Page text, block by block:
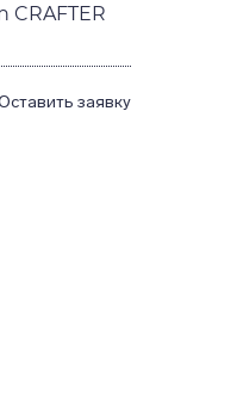
CRAFTER
заявку